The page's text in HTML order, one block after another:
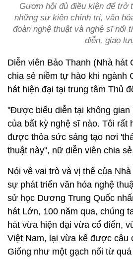
Gươm hội đủ điều kiện để trở
những sự kiện chính trị, văn
đoàn nghệ thuật và nghệ sĩ nổi
diễn, giao
Diễn viên Bảo Thanh (Nhà hát
chia sẻ niềm tự hào khi ngành
hát hiện đại tại trung tâm Thủ
"Được biểu diễn tại không
của bất kỳ nghệ sĩ nào. Tôi rất
được thỏa sức sáng tạo nơi
thuật này", nữ diễn viên chia
Nói về vai trò và vị thế của
sự phát triển văn hóa nghệ
sử học Dương Trung Quốc
hát Lớn, 100 năm qua, chúng
hát vừa hiện đại vừa cổ điển,
Việt Nam, lại vừa kể được câu
Giống như một gạch nối từ